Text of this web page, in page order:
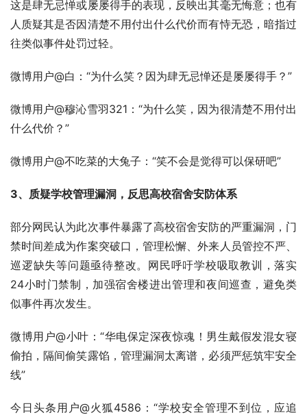
这是肆无忌惮或屡屡得手的表现，反映出其毫无悔意；也有
人质疑其是否因清楚不用付出什么代价而有恃无恐，暗指过
往类似事件处罚过轻。
微博用户@白：“为什么笑？因为肆无忌惮还是屡屡得手？”
微博用户@穆沁雪羽321：“为什么笑，因为很清楚不用付出
什么代价？”
微博用户@不吃菜的大兔子：“笑不会是觉得可以保研吧”
3、质疑学校管理漏洞，反思高校宿舍安防体系
部分网民认为此次事件暴露了高校宿舍安防的严重漏洞，门
禁时间差成为作案突破口，管理松懈、外来人员管控不严、
巡逻缺失等问题亟待整改。网民呼吁学校吸取教训，落实
24小时门禁制，加强宿舍楼进出管理和夜间巡查，避免类
似事件再次发生。
微博用户@小叶：“华电保定深夜惊魂！男生戴假发混女寝
偷拍，隔间偷笑露馅，管理漏洞太离谱，必须严惩筑牢安全
线”
今日头条用户@火狐4586：“学校安全管理不到位，应追